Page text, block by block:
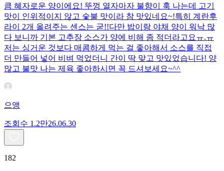
큼 혜자로운 양이에요! 뚜껑 열자마자 불향이 훅 나는데 고기
맛이 인위적이지 않고 숯불 맛이라 참 맛있네요~!특히 계란후
라이 2개 올려주는 센스는 굳!! ​다만 밥이랑 야채 양이 워낙 많
다 보니까 기본 고추장 소스가 양에 비해 좀 적더라고요ㅠ.ㅠ
저는 싱거운 것보다 매콤하게 먹는 걸 좋아해서 소스를 직접
더 만들어 넣어 비벼 먹었더니 간이 딱 맞고 맛있었습니다! 양
많고 불맛 나는 제육 좋아하시면 꼭 드셔보세요~^^
으앵
조회수 1.2만26.06.30
182